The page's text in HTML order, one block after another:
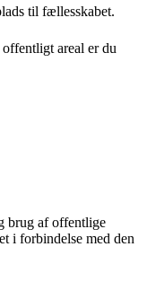
til fællesskabet.
areal er du
brug af offentlige
i forbindelse med den